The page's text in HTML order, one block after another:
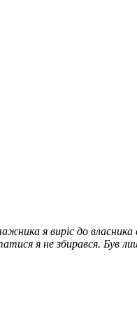
я виріс до власника
я не збирався. Був